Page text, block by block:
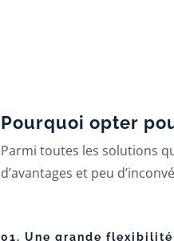
Pourquoi opter
Parmi toutes les solutions
d’avantages et peu
01. Une grande